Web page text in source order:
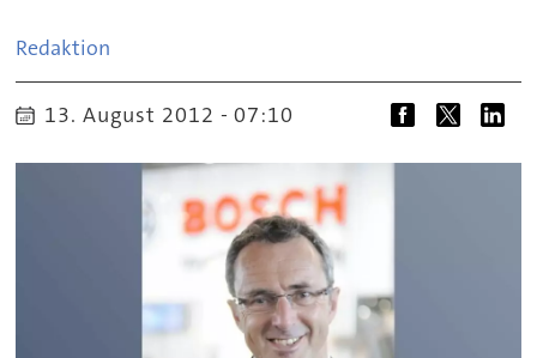
Redaktion
13. August 2012 - 07:10